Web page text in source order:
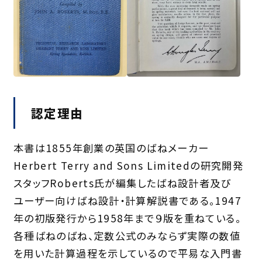
認定理由
本書は1855年創業の英国のばねメーカー
Herbert Terry and Sons Limitedの研究開発
スタッフRoberts氏が編集したばね設計者及び
ユーザー向けばね設計・計算解説書である。1947
年の初版発行から1958年まで９版を重ねている。
各種ばねのばね、定数公式のみならず実際の数値
を用いた計算過程を示しているので平易な入門書